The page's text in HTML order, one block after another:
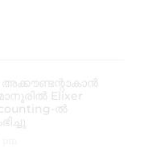
Elixer
ൽ